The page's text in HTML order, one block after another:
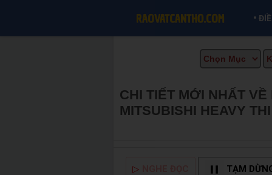
•
CHI TIẾT MỚI NHẤT VỀ
MITSUBISHI HEAVY
▷ TẠM